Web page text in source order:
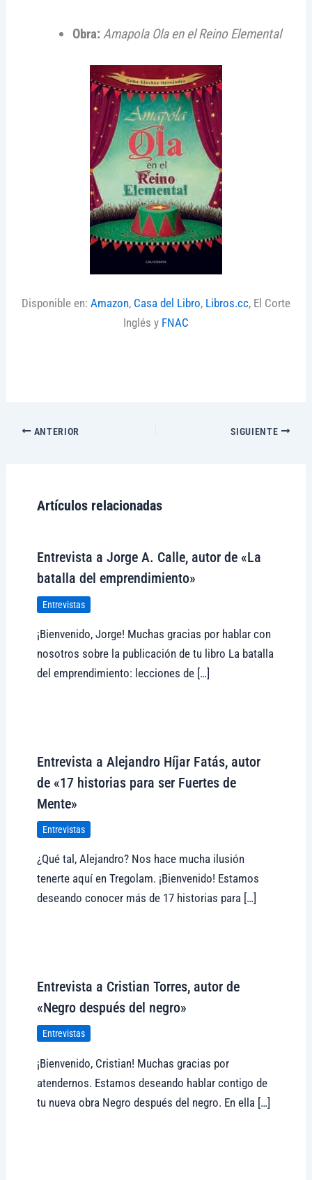
Obra: Amapola Ola en el Reino Elemental
Disponible en: Amazon, Casa del Libro, Libros.cc, El Corte
Inglés y FNAC
ANTERIOR SIGUIENTE
Artículos relacionadas
Entrevista a Jorge A. Calle, autor de «La
batalla del emprendimiento»
Entrevistas
¡Bienvenido, Jorge! Muchas gracias por hablar con
nosotros sobre la publicación de tu libro La batalla
del emprendimiento: lecciones de […]
Entrevista a Alejandro Híjar Fatás, autor
de «17 historias para ser Fuertes de
Mente»
Entrevistas
¿Qué tal, Alejandro? Nos hace mucha ilusión
tenerte aquí en Tregolam. ¡Bienvenido! Estamos
deseando conocer más de 17 historias para […]
Entrevista a Cristian Torres, autor de
«Negro después del negro»
Entrevistas
¡Bienvenido, Cristian! Muchas gracias por
atendernos. Estamos deseando hablar contigo de
tu nueva obra Negro después del negro. En ella […]